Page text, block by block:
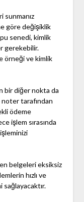
sunmanız
göre değişiklik
senedi, kimlik
gerekebilir.
örneği ve kimlik
bir diğer nokta da
tarafından
ödeme
işlem sırasında
belgeleri eksiksiz
hızlı ve